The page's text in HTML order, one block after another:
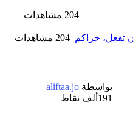
204 مشاهدات
204 مشاهدات تفعل، جزاكم
بواسطة aliftaa.jo
191ألف
نقاط